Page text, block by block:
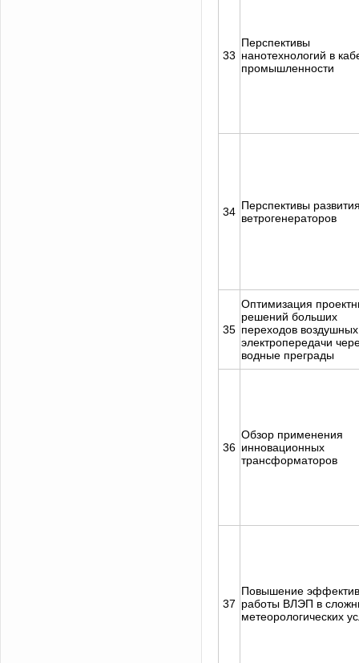
33
Перспективы
нанотехнологий в
промышленности
34 Перспективы
ветрогенераторов
35
Оптимизация
решений больших
переходов
электропередачи
водные преграды
36
Обзор применения
инновационных
трансформаторов
37
Повышение
работы ВЛЭП в
метеорологических